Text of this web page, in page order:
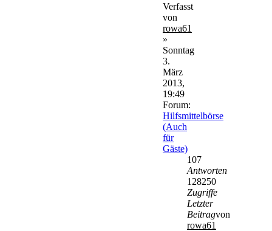
Verfasst
von
rowa61
»
Sonntag
3.
März
2013,
19:49
Forum:
Hilfsmittelbörse
(Auch
für
Gäste)
107
Antworten
128250
Zugriffe
Letzter
Beitragvon
rowa61